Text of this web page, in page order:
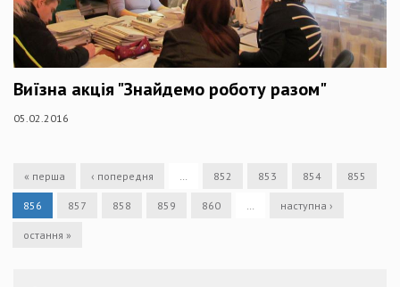
Виїзна акція "Знайдемо роботу разом"
05.02.2016
« перша ‹ попередня 852 853 854 855
856 857 858 859 860 наступна ›
остання »